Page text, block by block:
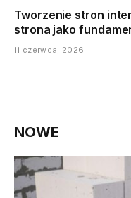
Tworzenie stron
strona jako
11 czerwca, 2026
NOWE